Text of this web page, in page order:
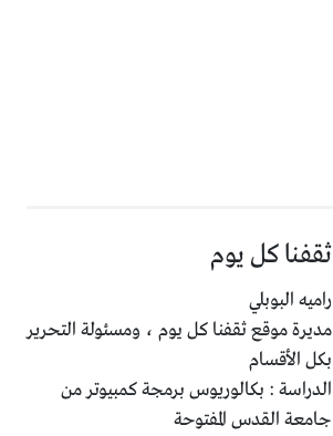
ثقفنا كل يوم
راميه البوبلي
مديرة موقع ثقفنا كل يوم ، ومسئولة التحرير
بكل الأقسام
الدراسة : بكالوريوس برمجة كمبيوتر من
جامعة القدس المفتوحة